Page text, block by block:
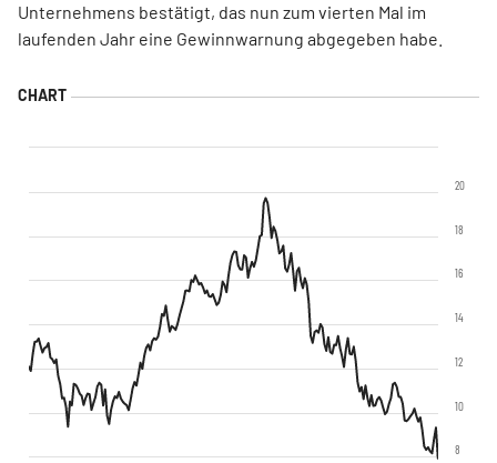
Unternehmens bestätigt, das nun zum vierten Mal im
laufenden Jahr eine Gewinnwarnung abgegeben habe.
8
10
12
14
16
18
20